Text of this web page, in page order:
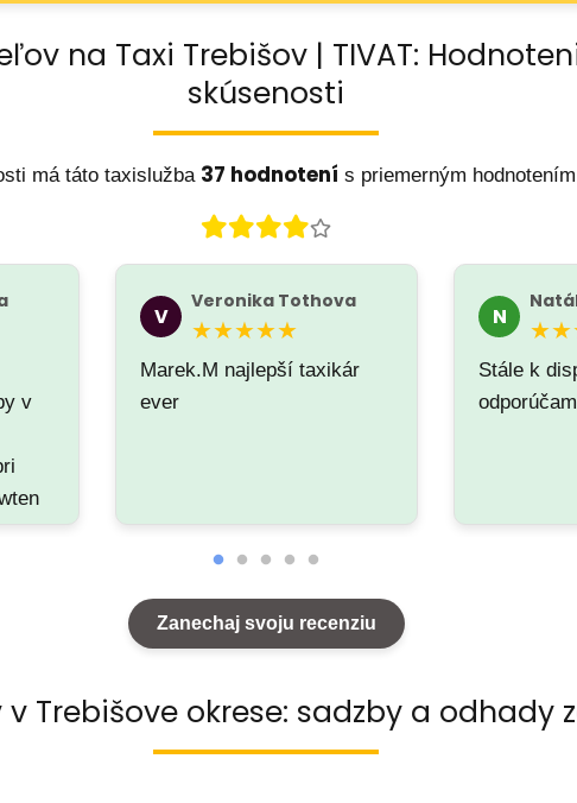
na Taxi Trebišov | TIVAT:
skúsenosti
má táto taxislužba 37 hodnotení s priemerným hodnotením
v
V
Veronika Tothova
★★★★★
Marek.M najlepší taxikár
ever
N
Stále k
Zanechaj svoju recenziu
Trebišove okrese: sadzby a odhady